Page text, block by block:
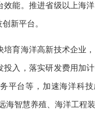
能。推进省级以上海
新平台。
培育海洋高新技术企业
入，落实研发费用加
平台等，加速海洋科
海智慧养殖、海洋工程